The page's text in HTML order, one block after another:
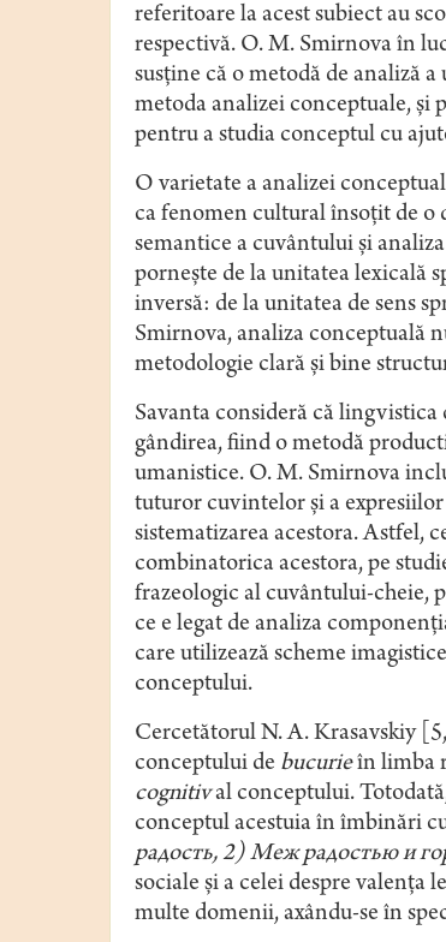
referitoare la acest subiect au
respectivă. O. M. Smirnova în
susţine că o metodă de analiză
metoda analizei conceptuale, şi
pentru a studia conceptul cu
O varietate a analizei
ca fenomen cultural însoţit de
semantice a cuvântului şi
porneşte de la unitatea lexicală
inversă: de la unitatea de sens
Smirnova, analiza conceptuală
metodologie clară şi bine
Savanta consideră că
gândirea, fiind o metodă
umanistice. O. M. Smirnova
tuturor cuvintelor şi a
sistematizarea acestora. Astfel,
combinatorica acestora, pe
frazeologic al cuvântului-cheie,
ce e legat de analiza
care utilizează scheme
conceptului.
Cercetătorul N. A. Krasavskiy
conceptului de bucurieîn limba
cognitival conceptului.
conceptul acestuia în îmbinări
радость, 2) Меж радостью и
sociale şi a celei despre valenţa
multe domenii, axându-se în